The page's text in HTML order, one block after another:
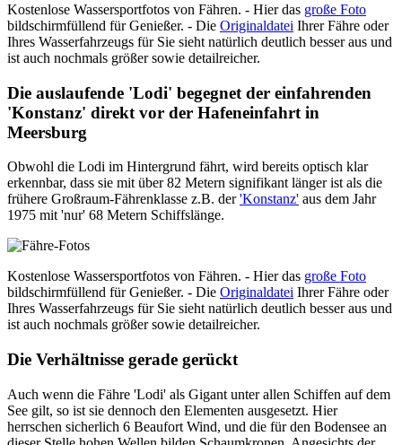
Kostenlose Wassersportfotos von Fähren. - Hier das große Foto
bildschirmfüllend für Genießer. - Die Originaldatei Ihrer Fähre oder
Ihres Wasserfahrzeugs für Sie sieht natürlich deutlich besser aus und
ist auch nochmals größer sowie detailreicher.
Die auslaufende 'Lodi' begegnet der einfahrenden
'Konstanz' direkt vor der Hafeneinfahrt in
Meersburg
Obwohl die Lodi im Hintergrund fährt, wird bereits optisch klar
erkennbar, dass sie mit über 82 Metern signifikant länger ist als die
frühere Großraum-Fährenklasse z.B. der'Konstanz' aus dem Jahr
1975 mit 'nur' 68 Metern Schiffslänge.
Kostenlose Wassersportfotos von Fähren. - Hier das große Foto
bildschirmfüllend für Genießer. - Die Originaldatei Ihrer Fähre oder
Ihres Wasserfahrzeugs für Sie sieht natürlich deutlich besser aus und
ist auch nochmals größer sowie detailreicher.
Die Verhältnisse gerade gerückt
Auch wenn die Fähre 'Lodi' als Gigant unter allen Schiffen auf dem
See gilt, so ist sie dennoch den Elementen ausgesetzt. Hier
herrschen sicherlich 6 Beaufort Wind, und die für den Bodensee an